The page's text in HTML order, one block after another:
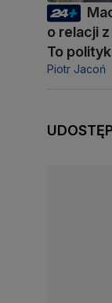
o relacji
To
Piotr Jacoń